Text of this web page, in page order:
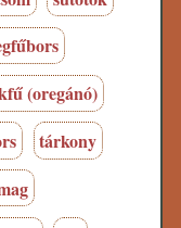
(oregánó)
tárkony